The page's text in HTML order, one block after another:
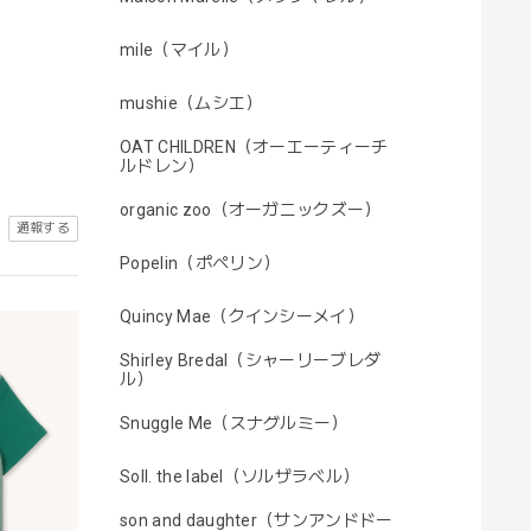
mile（マイル）
mushie（ムシエ）
OAT CHILDREN（オーエーティーチ
ルドレン）
organic zoo（オーガニックズー）
Popelin（ポペリン）
Quincy Mae（クインシーメイ）
Shirley Bredal（シャーリーブレダ
ル）
Snuggle Me（スナグルミー）
Soll. the label（ソルザラベル）
son and daughter（サンアンドドー
通報する